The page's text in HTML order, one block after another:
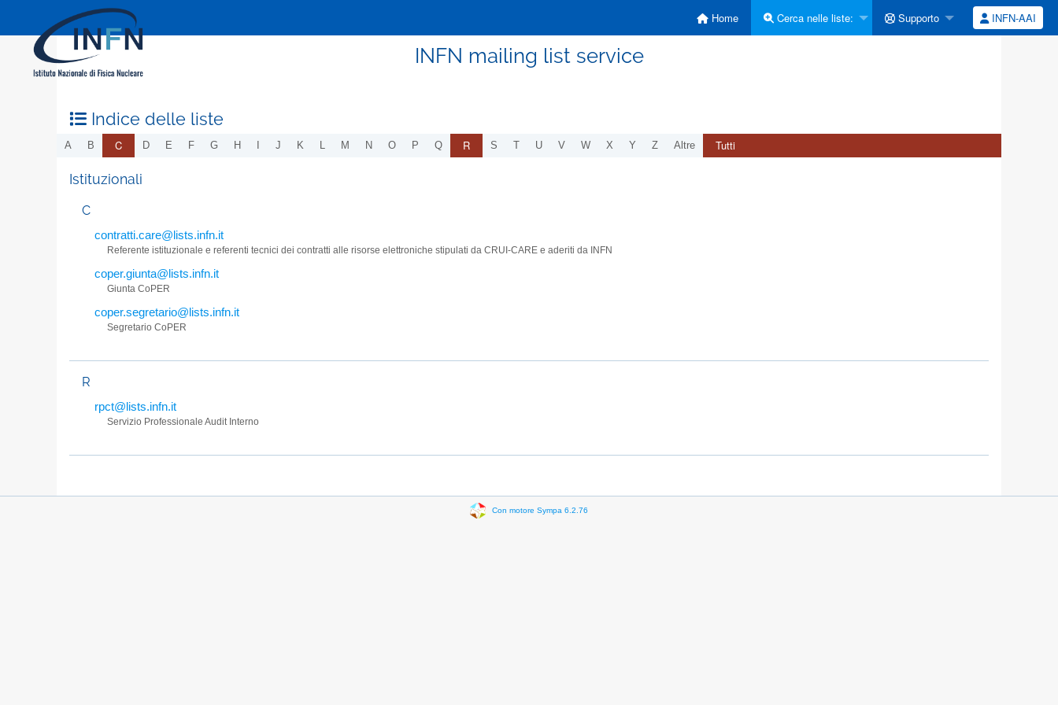
Home Cerca nelle liste: Supporto INFN-AAI
INFN mailing list service
Indice delle liste
A B C D E F G H J K L M N O P Q R S T U V W X Y Z Altre Tutti
Istituzionali
C
contratti.care@lists.infn.it
Referente istituzionale e referenti tecnici dei contratti alle risorse elettroniche stipulati da CRUI-CARE e aderiti da INFN
coper.giunta@lists.infn.it
Giunta CoPER
coper.segretario@lists.infn.it
Segretario CoPER
R
rpct@lists.infn.it
Servizio Professionale Audit Interno
Con motore Sympa 6.2.76